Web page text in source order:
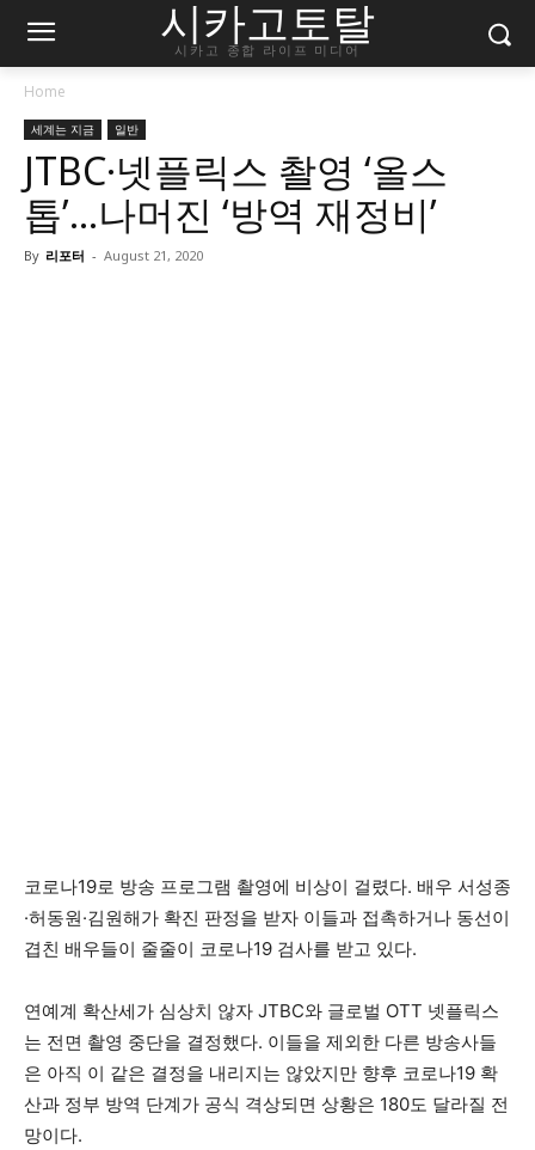
시카고토탈
시카고 종합 라이프 미디어
Home
세계는 지금 일반
JTBC·넷플릭스 촬영 ‘올스
톱’…나머진 ‘방역 재정비’
By 리포터 - August 21, 2020
코로나19로 방송 프로그램 촬영에 비상이 걸렸다. 배우 서성종
·허동원·김원해가 확진 판정을 받자 이들과 접촉하거나 동선이
겹친 배우들이 줄줄이 코로나19 검사를 받고 있다.
연예계 확산세가 심상치 않자 JTBC와 글로벌 OTT 넷플릭스
는 전면 촬영 중단을 결정했다. 이들을 제외한 다른 방송사들
은 아직 이 같은 결정을 내리지는 않았지만 향후 코로나19 확
산과 정부 방역 단계가 공식 격상되면 상황은 180도 달라질 전
망이다.